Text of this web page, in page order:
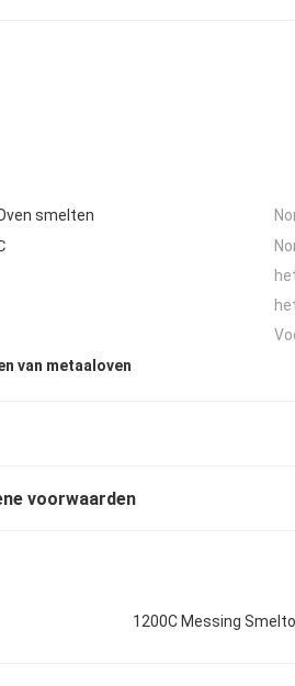
smelten
van metaaloven
voorwaarden
1200C Messing